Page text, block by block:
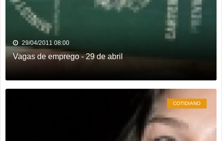
29/04/2011 08:00
Vagas de emprego - 29 de abril
COTIDIANO